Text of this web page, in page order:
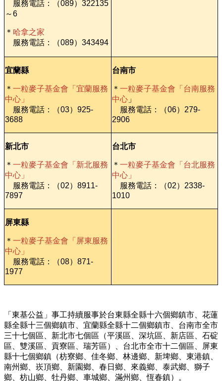
服務電話：（089）322135
～6
＊ 哈拿之家
服務電話：（089）343494
宜蘭縣
＊ 一粒麥子基金會「宜蘭服務
中心」
服務電話：（03）925-
3688
台南市
＊ 一粒麥子基金會「台南服務
中心 」
服務電話：（06）279-
2906
新北市
＊ 一粒麥子基金會「新北服務
中心」
服務電話：（02）8911-
7897
台北市
＊ 一粒麥子基金會「台北服務
中心」
服務電話：（02）2338-
1010
屏東縣
＊ 一粒麥子基金會「屏東服務
中心」
服務電話：（08）871-
1977
「東基公益」事工持續服事於台東縣全縣十六個鄉鎮市、花蓮
縣全縣十三個鄉鎮市、宜蘭縣全縣十二個鄉鎮市、台南市全市
三十七個區、新北市七個區（平溪區、深坑區、新店區、石碇
區、雙溪區、貢寮區、瑞芳區）、台北市全市十二個區、屏東
縣十七個鄉鎮（枋寮鄉、佳冬鄉、林邊鄉、新埤鄉、東港鎮、
南州鄉、崁頂鄉、新園鄉、春日鄉、來義鄉、泰武鄉、獅子
鄉、枋山鄉、牡丹鄉、車城鄉、滿州鄉、恆春鎮）。